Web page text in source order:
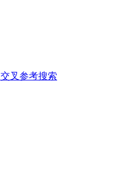
交叉参考搜索